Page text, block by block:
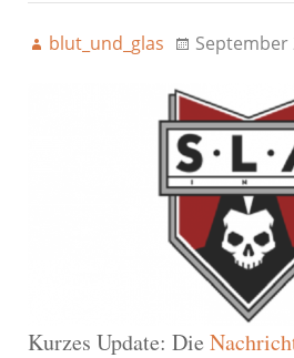
blut_und_glas September
Kurzes Update: Die